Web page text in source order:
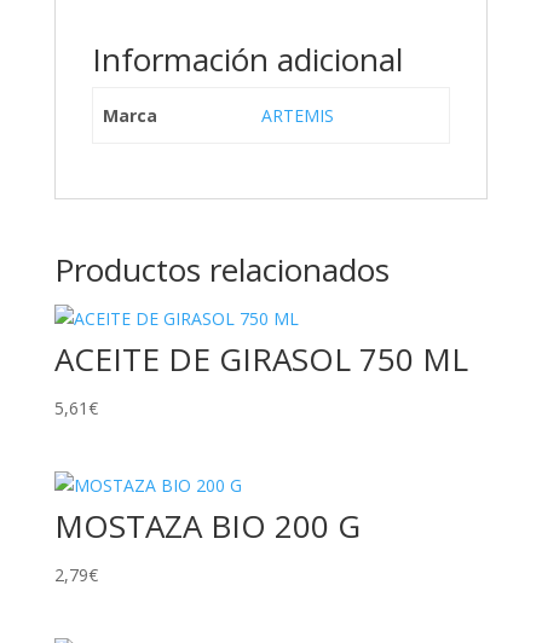
Información adicional
Marca ARTEMIS
Productos relacionados
ACEITE DE GIRASOL 750 ML
5,61€
MOSTAZA BIO 200 G
2,79€